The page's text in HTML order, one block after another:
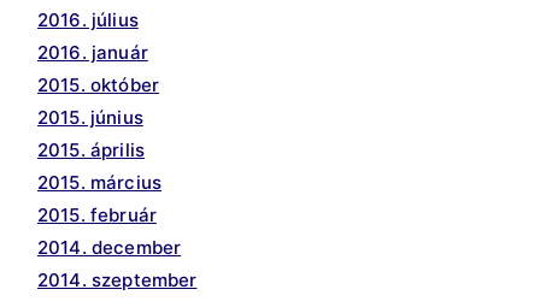
2016. július
2016. január
2015. október
2015. június
2015. április
2015. március
2015. február
2014. december
2014. szeptember